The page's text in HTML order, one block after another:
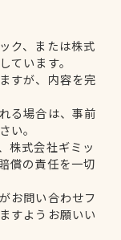
ク、または株式
ています。
すが、内容を完
る場合は、事前
い。
株式会社ギミッ
償の責任を一切
お問い合わせフ
すようお願いい